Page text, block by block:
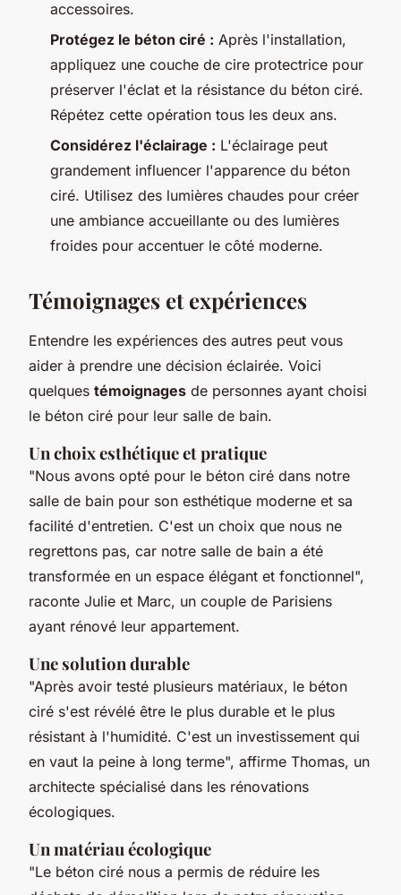
accessoires.
Protégez le béton ciré : Après l'installation,
appliquez une couche de cire protectrice pour
préserver l'éclat et la résistance du béton ciré.
Répétez cette opération tous les deux ans.
Considérez l'éclairage : L'éclairage peut
grandement influencer l'apparence du béton
ciré. Utilisez des lumières chaudes pour créer
une ambiance accueillante ou des lumières
froides pour accentuer le côté moderne.
Témoignages et expériences
Entendre les expériences des autres peut vous
aider à prendre une décision éclairée. Voici
quelques témoignages de personnes ayant choisi
le béton ciré pour leur salle de bain.
Un choix esthétique et pratique
"Nous avons opté pour le béton ciré dans notre
salle de bain pour son esthétique moderne et sa
facilité d'entretien. C'est un choix que nous ne
regrettons pas, car notre salle de bain a été
transformée en un espace élégant et fonctionnel",
raconte Julie et Marc, un couple de Parisiens
ayant rénové leur appartement.
Une solution durable
"Après avoir testé plusieurs matériaux, le béton
ciré s'est révélé être le plus durable et le plus
résistant à l'humidité. C'est un investissement qui
en vaut la peine à long terme", affirme Thomas, un
architecte spécialisé dans les rénovations
écologiques.
Un matériau écologique
"Le béton ciré nous a permis de réduire les